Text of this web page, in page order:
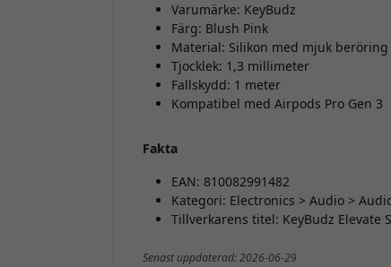
Varumärke: KeyBudz
Färg: Blush Pink
Material: Silikon med mjuk beröring
Tjocklek: 1,3 millimeter
Fallskydd: 1 meter
Kompatibel med Airpods Pro Gen 3
Fakta
EAN: 810082991482
Kategori: Electronics > Audio >
Tillverkarens titel: KeyBudz Elevate
Senast uppdaterad: 2026-06-29